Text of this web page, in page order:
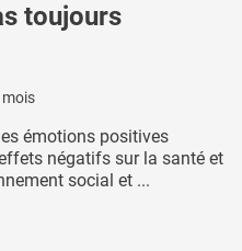
toujours
mois
émotions positives
négatifs sur la santé et
social et ...